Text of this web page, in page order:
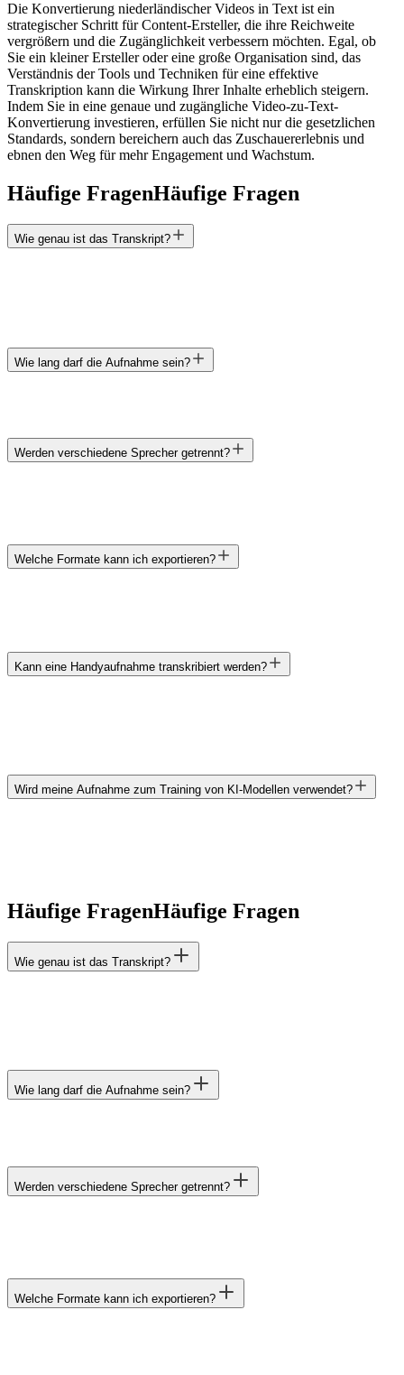
Die Konvertierung niederländischer Videos in Text ist ein
strategischer Schritt für Content-Ersteller, die ihre Reichweite
vergrößern und die Zugänglichkeit verbessern möchten. Egal, ob
Sie ein kleiner Ersteller oder eine große Organisation sind, das
Verständnis der Tools und Techniken für eine effektive
Transkription kann die Wirkung Ihrer Inhalte erheblich steigern.
Indem Sie in eine genaue und zugängliche Video-zu-Text-
Konvertierung investieren, erfüllen Sie nicht nur die gesetzlichen
Standards, sondern bereichern auch das Zuschauererlebnis und
ebnen den Weg für mehr Engagement und Wachstum.
Häufige FragenHäufige Fragen
Wie genau ist das Transkript?
Wie lang darf die Aufnahme sein?
Werden verschiedene Sprecher getrennt?
Welche Formate kann ich exportieren?
Kann eine Handyaufnahme transkribiert werden?
Wird meine Aufnahme zum Training von KI-Modellen verwendet?
Häufige FragenHäufige Fragen
Wie genau ist das Transkript?
Wie lang darf die Aufnahme sein?
Werden verschiedene Sprecher getrennt?
Welche Formate kann ich exportieren?